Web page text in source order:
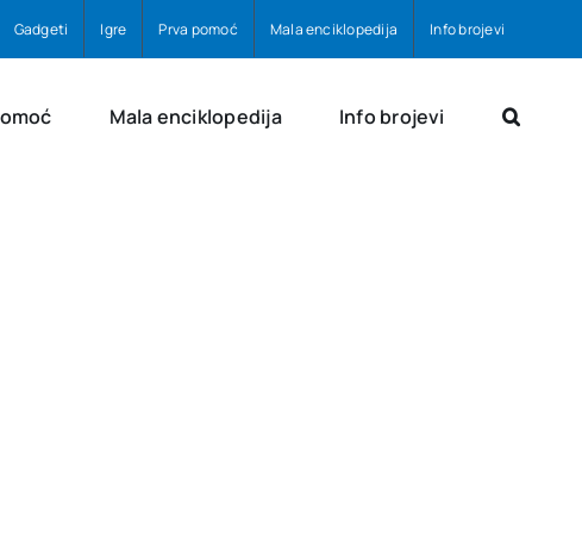
Gadgeti Igre Prva pomoć Mala enciklopedija Info brojevi
Mala enciklopedija Info brojevi